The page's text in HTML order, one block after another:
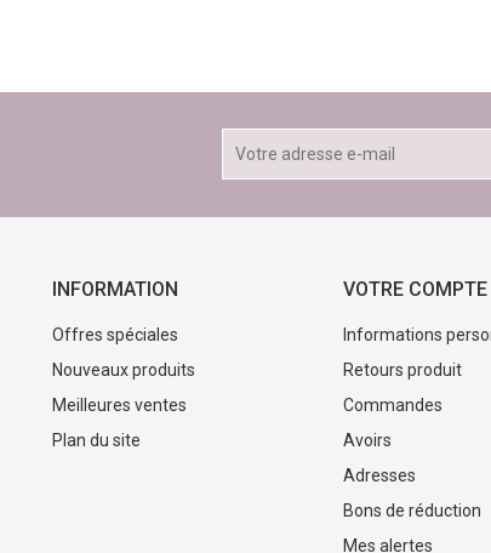
INFORMATION
Offres spéciales
Nouveaux produits
Meilleures ventes
Plan du site
VOTRE COMPTE
Informations
Retours produit
Commandes
Avoirs
Adresses
Bons de réduction
Mes alertes